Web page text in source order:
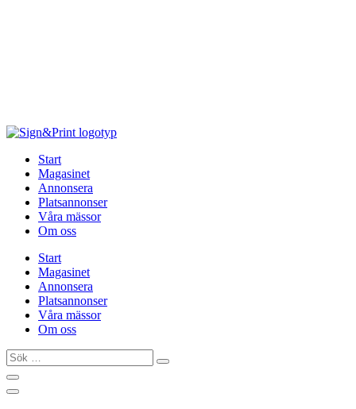
Start
Magasinet
Annonsera
Platsannonser
Våra mässor
Om oss
Start
Magasinet
Annonsera
Platsannonser
Våra mässor
Om oss
Sök
…